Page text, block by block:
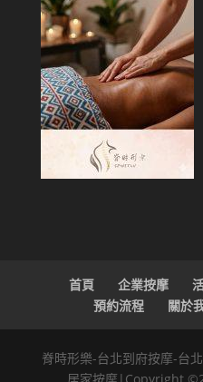
首頁 企業按摩
預約流程
關於
脊時形樂-台北到府按摩-台